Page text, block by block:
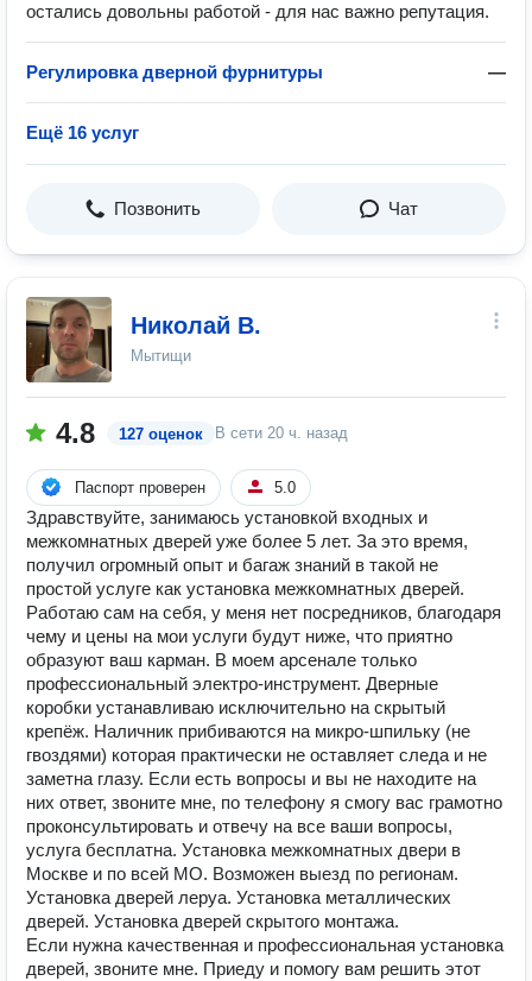
остались довольны работой - для нас важно репутация.
Регулировка дверной фурнитуры —
Ещё 16 услуг
Позвонить Чат
Николай В.
Мытищи
4.8 127 оценок В сети 20 ч. назад
Паспорт проверен 5.0
Здравствуйте, занимаюсь установкой входных и
межкомнатных дверей уже более 5 лет. За это время,
получил огромный опыт и багаж знаний в такой не
простой услуге как установка межкомнатных дверей.
Работаю сам на себя, у меня нет посредников, благодаря
чему и цены на мои услуги будут ниже, что приятно
образуют ваш карман. В моем арсенале только
профессиональный электро-инструмент. Дверные
коробки устанавливаю исключительно на скрытый
крепёж. Наличник прибиваются на микро-шпильку (не
гвоздями) которая практически не оставляет следа и не
заметна глазу. Если есть вопросы и вы не находите на
них ответ, звоните мне, по телефону я смогу вас грамотно
проконсультировать и отвечу на все ваши вопросы,
услуга бесплатна. Установка межкомнатных двери в
Москве и по всей МО. Возможен выезд по регионам.
Установка дверей леруа. Установка металлических
дверей. Установка дверей скрытого монтажа.
Если нужна качественная и профессиональная установка
дверей, звоните мне. Приеду и помогу вам решить этот